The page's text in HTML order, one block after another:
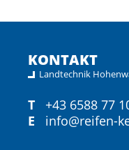
KONTAKT
Landtechnik
T
+43 6588 77
E
info@reifen-